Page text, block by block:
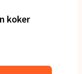
koker